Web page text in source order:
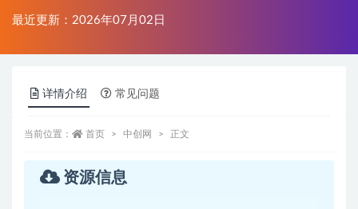
最近更新：2026年07月02日
详情介绍 常见问题
当前位置： 首页 中创网 正文
资源信息